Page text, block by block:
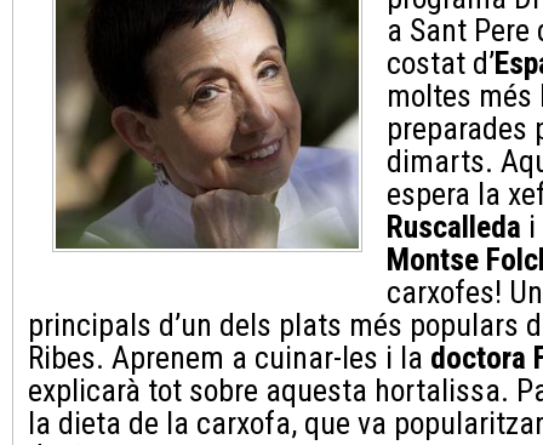
a Sant Pere
costat d’
moltes més
preparades
dimarts.
espera la
Ruscalleda i
Montse
carxofes!
principals d’un dels plats més populars
Ribes. Aprenem a cuinar-les i la doctora
explicarà tot sobre aquesta hortalissa.
la dieta de la carxofa, que va